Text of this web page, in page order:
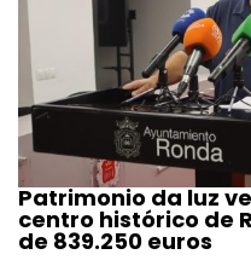
Patrimonio da luz
centro histórico de
de 839.250 euros